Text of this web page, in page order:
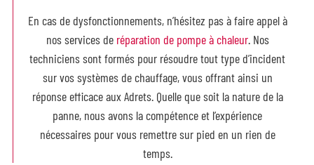
En cas de dysfonctionnements, n’hésitez pas à faire appel à
nos services de réparation de pompe à chaleur. Nos
techniciens sont formés pour résoudre tout type d’incident
sur vos systèmes de chauffage, vous offrant ainsi un
réponse efficace aux Adrets. Quelle que soit la nature de la
panne, nous avons la compétence et l’expérience
nécessaires pour vous remettre sur pied en un rien de
temps.